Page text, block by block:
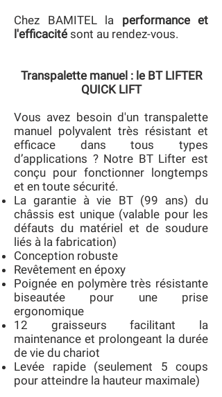
Chez BAMITEL la performance et
l'efficacité sont au rendez-vous.
Transpalette manuel : le BT LIFTER
QUICK LIFT
Vous avez besoin d'un transpalette
manuel polyvalent très résistant et
efficace dans tous types
d’applications ? Notre BT Lifter est
conçu pour fonctionner longtemps
et en toute sécurité.
La garantie à vie BT (99 ans) du
châssis est unique (valable pour les
défauts du matériel et de soudure
liés à la fabrication)
Conception robuste
Revêtement en époxy
Poignée en polymère très résistante
biseautée pour une prise
ergonomique
12 graisseurs facilitant la
maintenance et prolongeant la durée
de vie du chariot
Levée rapide (seulement 5 coups
pour atteindre la hauteur maximale)